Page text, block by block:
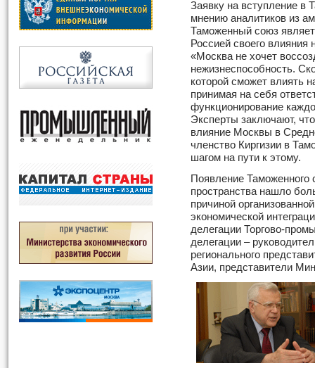
Заявку на вступление в
мнению аналитиков из
Таможенный союз
Россией своего
«Москва не хочет
нежизнеспособность.
которой сможет влиять
принимая на себя
функционирование
Эксперты заключают,
влияние Москвы в
членство Киргизии в
шагом на пути к этому.
Появление Таможенного
пространства нашло
причиной
экономической
делегации Торгово-
делегации –
регионального
Азии, представители